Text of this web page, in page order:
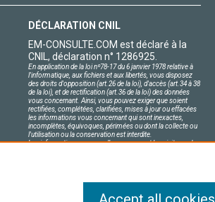
DÉCLARATION CNIL
EM-CONSULTE.COM est déclaré à la
CNIL, déclaration n° 1286925.
En application de la loi nº78-17 du 6 janvier 1978 relative à
l'informatique, aux fichiers et aux libertés, vous disposez
des droits d'opposition (art.26 de la loi), d'accès (art.34 à 38
de la loi), et de rectification (art.36 de la loi) des données
vous concernant. Ainsi, vous pouvez exiger que soient
rectifiées, complétées, clarifiées, mises à jour ou effacées
les informations vous concernant qui sont inexactes,
incomplètes, équivoques, périmées ou dont la collecte ou
l'utilisation ou la conservation est interdite.
Les informations personnelles concernant les visiteurs de